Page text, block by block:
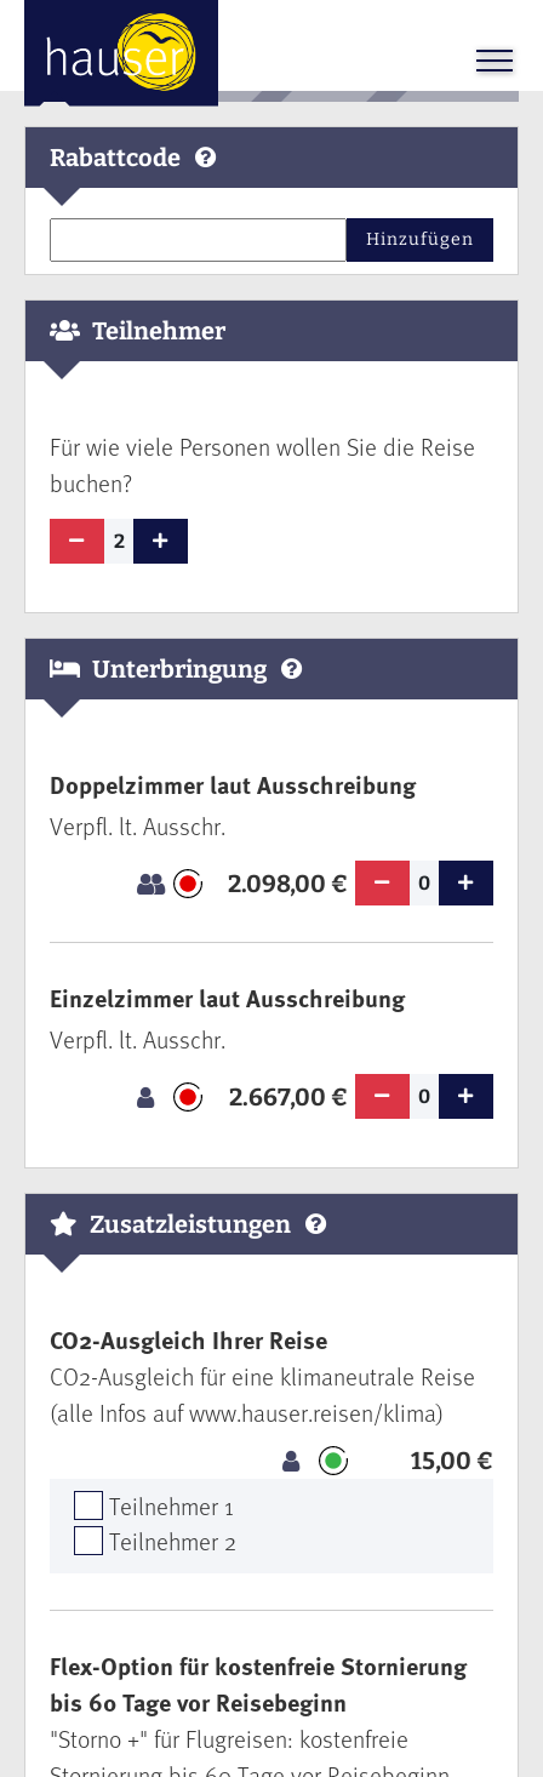
Rabattcode
Hinzufügen
Teilnehmer
Für wie viele Personen wollen Sie die Reise
buchen?
2
Unterbringung
Doppelzimmer laut Ausschreibung
2.098,00 € 0
Verpfl. lt. Ausschr.
Einzelzimmer laut Ausschreibung
2.667,00 € 0
Verpfl. lt. Ausschr.
Zusatzleistungen
CO2-Ausgleich Ihrer Reise
15,00 €
CO2-Ausgleich für eine klimaneutrale Reise
(alle Infos auf www.hauser.reisen/klima)
Teilnehmer 1
Teilnehmer 2
Flex-Option für kostenfreie Stornierung
bis 60 Tage vor Reisebeginn
"Storno +" für Flugreisen: kostenfreie